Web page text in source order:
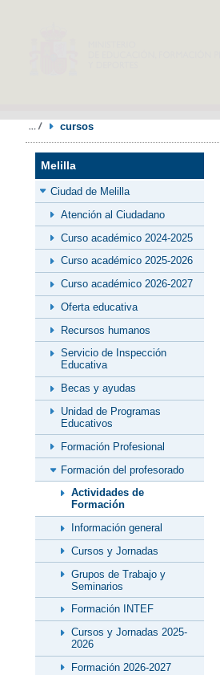
cursos
Melilla
Ciudad de Melilla
Atención al Ciudadano
Curso académico 2024-2025
Curso académico 2025-2026
Curso académico 2026-2027
Oferta educativa
Recursos humanos
Servicio de Inspección
Educativa
Becas y ayudas
Unidad de Programas
Educativos
Formación Profesional
Formación del profesorado
Actividades de
Formación
Información general
Cursos y Jornadas
Grupos de Trabajo y
Seminarios
Formación INTEF
Cursos y Jornadas 2025-
2026
Formación 2026-2027